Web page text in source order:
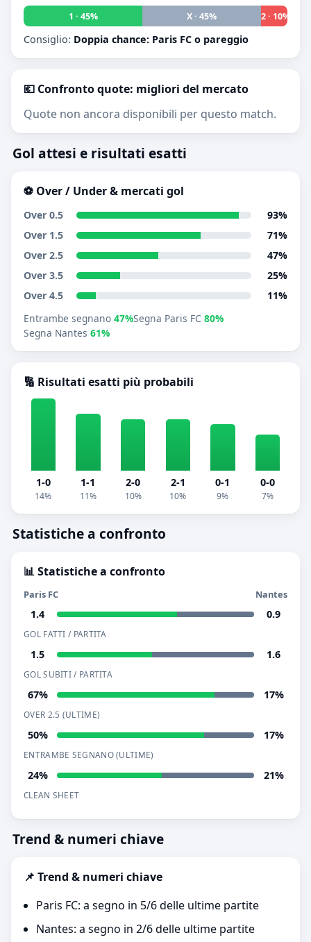
1 · 45%
X · 45% 2 · 10%
Consiglio: Doppia chance: Paris FC o pareggio
💶 Confronto quote: migliori del mercato
Quote non ancora disponibili per questo match.
Gol attesi e risultati esatti
⚽ Over / Under & mercati gol
Over 0.5
93%
Over 1.5
71%
Over 2.5
47%
Over 3.5
25%
Over 4.5
11%
Entrambe segnano 47%Segna Paris FC 80%
Segna Nantes 61%
🔢 Risultati esatti più probabili
1-0
14%
1-1
11%
2-0
10%
2-1
10%
0-1
9%
0-0
7%
Statistiche a confronto
📊 Statistiche a confronto
Paris FC Nantes
1.4 0.9
GOL FATTI / PARTITA
1.5 1.6
GOL SUBITI / PARTITA
67% 17%
OVER 2.5 (ULTIME)
50% 17%
ENTRAMBE SEGNANO (ULTIME)
24% 21%
CLEAN SHEET
Trend & numeri chiave
📌 Trend & numeri chiave
Paris FC: a segno in 5/6 delle ultime partite
Nantes: a segno in 2/6 delle ultime partite